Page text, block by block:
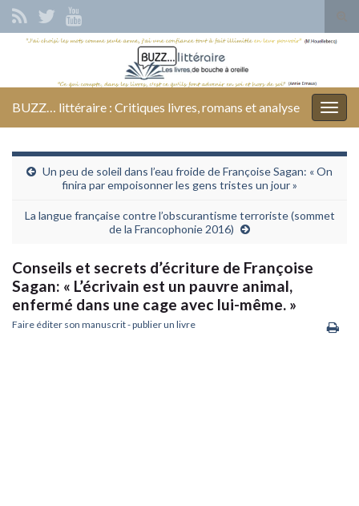
Search for:
BUZZ… littéraire : Critiques livres, romans et analyse
Un peu de soleil dans l’eau froide de Françoise Sagan: « On
finira par empoisonner les gens tristes un jour »
La langue française contre l’obscurantisme terroriste (sommet
de la Francophonie 2016)
Conseils et secrets d’écriture de Françoise
Sagan: « L’écrivain est un pauvre animal,
enfermé dans une cage avec lui-même. »
Faire éditer son manuscrit - publier un livre